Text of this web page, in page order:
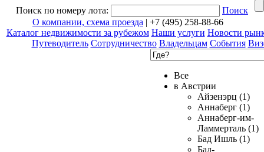
Поиск по номеру лота:
Поиск
О компании, схема проезда | +7 (495) 258-88-66
Каталог недвижимости за рубежом Наши услуги Новости
Путеводитель Сотрудничество Владельцам События
Все
в Австрии
Айзенэрц (1)
Аннаберг (1)
Аннаберг-им-
Ламмерталь (1)
Бад Ишль (1)
Бад-